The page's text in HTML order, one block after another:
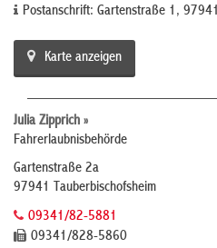
Postanschrift: Gartenstraße 1,
Karte anzeigen
Julia Zipprich »
Fahrerlaubnisbehörde
Gartenstraße 2a
97941 Tauberbischofsheim
09341/82-5881
09341/828-5860